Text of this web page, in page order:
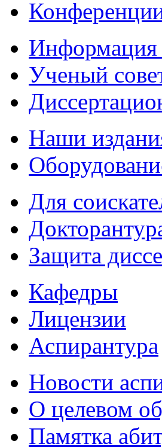
Ученый
Наши
Для
Защита
Кафедры
Лицензии
Аспирантура
Новости
О целевом
Памятка